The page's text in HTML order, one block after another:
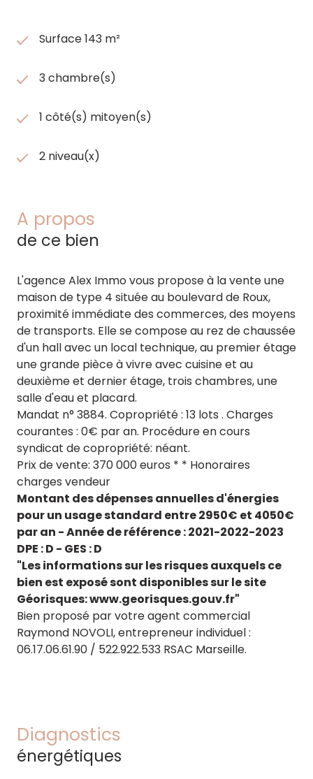
Surface 143 m²
3 chambre(s)
1 côté(s) mitoyen(s)
2 niveau(x)
A propos
de ce bien
L'agence Alex Immo vous propose à la vente une
maison de type 4 située au boulevard de Roux,
proximité immédiate des commerces, des moyens
de transports. Elle se compose au rez de chaussée
d'un hall avec un local technique, au premier étage
une grande pièce à vivre avec cuisine et au
deuxième et dernier étage, trois chambres, une
salle d'eau et placard.
Mandat n° 3884. Copropriété : 13 lots . Charges
courantes : 0€ par an. Procédure en cours
syndicat de copropriété: néant.
Prix de vente: 370 000 euros * * Honoraires
charges vendeur
Montant des dépenses annuelles d'énergies
pour un usage standard entre 2950€ et 4050€
par an - Année de référence : 2021-2022-2023
DPE : D - GES : D
"Les informations sur les risques auxquels ce
bien est exposé sont disponibles sur le site
Géorisques: www.georisques.gouv.fr"
Bien proposé par votre agent commercial
Raymond NOVOLI, entrepreneur individuel :
06.17.06.61.90 / 522.922.533 RSAC Marseille.
Diagnostics
énergétiques